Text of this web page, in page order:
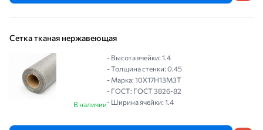
Сетка тканая нержавеющая
В наличии
- Высота ячейки: 1.4
- Толщина стенки: 0.45
- Марка: 10Х17Н13М3Т
- ГОСТ: ГОСТ 3826-82
- Ширина ячейки: 1.4